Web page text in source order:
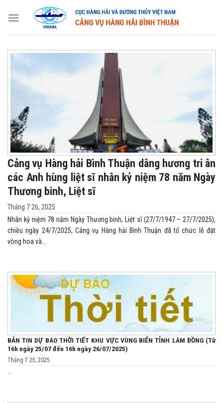
Cảng vụ Hàng hải Bình Thuận dâng hương tri ân
các Anh hùng liệt sĩ nhân kỷ niệm 78 năm Ngày
Thương binh, Liệt sĩ
Tháng 7 26, 2025
Nhân kỷ niệm 78 năm Ngày Thương binh, Liệt sĩ (27/7/1947 – 27/7/2025),
chiều ngày 24/7/2025, Cảng vụ Hàng hải Bình Thuận đã tổ chức lễ đặt
vòng hoa và...
BẢN TIN DỰ BÁO THỜI TIẾT KHU VỰC VÙNG BIỂN TỈNH LÂM ĐỒNG (Từ
16h ngày 25/07 đến 16h ngày 26/07/2025)
Tháng 7 25, 2025
...